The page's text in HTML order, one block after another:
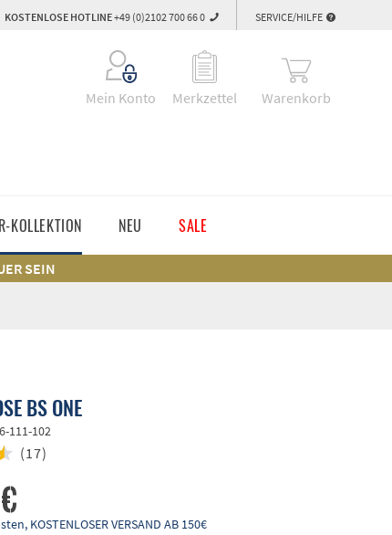
SERVICE/HILFE
KOSTENLOSE HOTLINE+49 (0)2102 700 66 0
Mein Konto Merkzettel Warenkorb
KOLLEKTION NEU SALE
SEIN
BS ONE
111-102
(17)
KOSTENLOSER VERSAND AB 150€